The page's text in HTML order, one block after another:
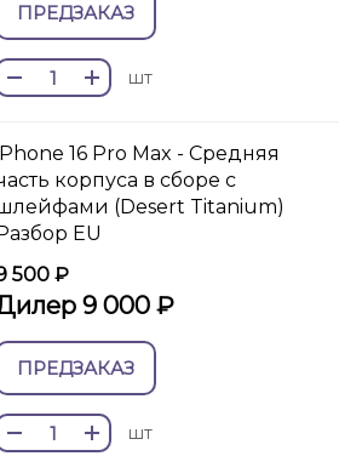
ПРЕДЗАКАЗ
шт
16 Pro Max - Средняя
корпуса в сборе с
(Desert Titanium)
EU
500 ₽
9 000 ₽
ПРЕДЗАКАЗ
шт